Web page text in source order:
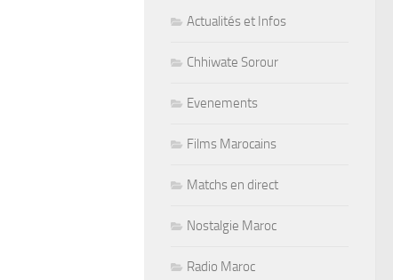
Actualités et Infos
Chhiwate Sorour
Evenements
Films Marocains
Matchs en direct
Nostalgie Maroc
Radio Maroc